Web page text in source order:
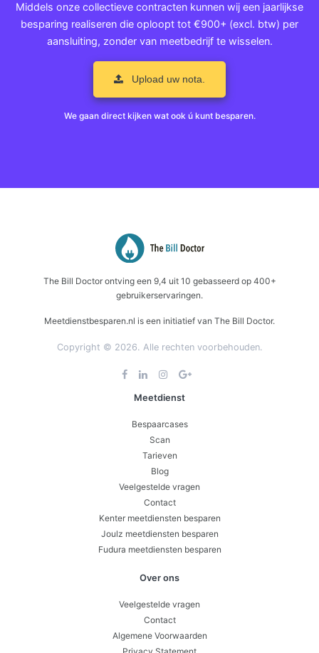
Middels onze collectieve contracten kunnen wij een jaarlijkse
besparing realiseren die oploopt tot €900+ (excl. btw) per
aansluiting, zonder van meetbedrijf te wisselen.
Upload uw nota.
We gaan direct kijken wat ook ú kunt besparen.
The Bill Doctorontving een 9,4 uit 10 gebasseerd op 400+
gebruikerservaringen.
Meetdienstbesparen.nl is een initiatief van The Bill Doctor.
Copyright © 2026. Alle rechten voorbehouden.
Meetdienst
Bespaarcases
Scan
Tarieven
Blog
Veelgestelde vragen
Contact
Kenter meetdiensten besparen
Joulz meetdiensten besparen
Fudura meetdiensten besparen
Over ons
Veelgestelde vragen
Contact
Algemene Voorwaarden